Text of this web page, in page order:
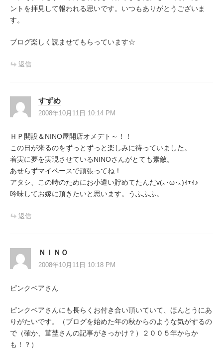
ントを拝見して報われる思いです。いつもありがとうございま
す。
ブログ楽しく読ませてもらっています☆
返信
すずめ
2008年10月11日 10:14 PM
ＨＰ開設＆NINO屋開店オメデト～！！
この日が来るのをずっとずっと楽しみに待っていました。
着実に夢を実現させているNINOさんがとても素敵。
あせらずマイペースで頑張ってね！
アタシ、この時のためにお小遣い貯めてたんだv(｡･ω･｡)ｨｪｨ♪
吟味してお嫁に頂きたいと思います。うふふふ。
返信
ＮＩＮＯ
2008年10月11日 10:18 PM
ピンクベアさん
ピンクベアさんにも長らくお付き合い頂いていて、ほんとうにあ
りがたいです。（ブログを始めた年の秋からのような気がするの
で（確か、菫埜さんの記事がきっかけ？）２００５年からか
も！？）